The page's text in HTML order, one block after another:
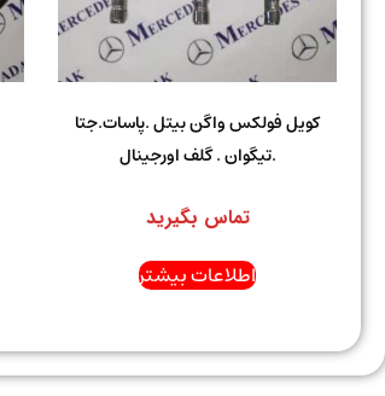
کویل فولکس واگن بیتل .پاسات.جتا
.تیگوان . گلف اورجینال
تماس بگیرید
اطلاعات بیشتر